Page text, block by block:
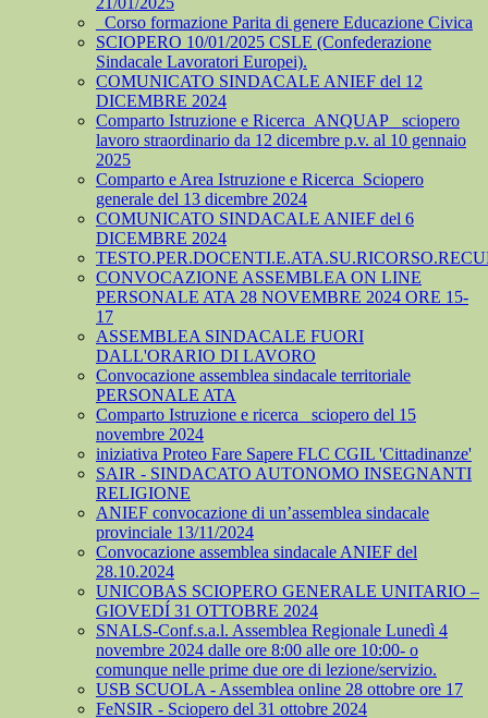
_Corso formazione Parita di genere Educazione Civica
SCIOPERO 10/01/2025 CSLE (Confederazione
Sindacale Lavoratori Europei).
COMUNICATO SINDACALE ANIEF del 12
DICEMBRE 2024
Comparto Istruzione e Ricerca_ANQUAP_ sciopero
lavoro straordinario da 12 dicembre p.v. al 10 gennaio
2025
Comparto e Area Istruzione e Ricerca_Sciopero
generale del 13 dicembre 2024
COMUNICATO SINDACALE ANIEF del 6
DICEMBRE 2024
CONVOCAZIONE ASSEMBLEA ON LINE
PERSONALE ATA 28 NOVEMBRE 2024 ORE 15-
17
ASSEMBLEA SINDACALE FUORI
DALL'ORARIO DI LAVORO
Convocazione assemblea sindacale territoriale
PERSONALE ATA
Comparto Istruzione e ricerca_ sciopero del 15
novembre 2024
iniziativa Proteo Fare Sapere FLC CGIL 'Cittadinanze'
SAIR - SINDACATO AUTONOMO INSEGNANTI
RELIGIONE
ANIEF convocazione di un’assemblea sindacale
provinciale 13/11/2024
Convocazione assemblea sindacale ANIEF del
28.10.2024
UNICOBAS SCIOPERO GENERALE UNITARIO –
GIOVEDÍ 31 OTTOBRE 2024
SNALS-Conf.s.a.l. Assemblea Regionale Lunedì 4
novembre 2024 dalle ore 8:00 alle ore 10:00- o
comunque nelle prime due ore di lezione/servizio.
USB SCUOLA - Assemblea online 28 ottobre ore 17
FeNSIR - Sciopero del 31 ottobre 2024